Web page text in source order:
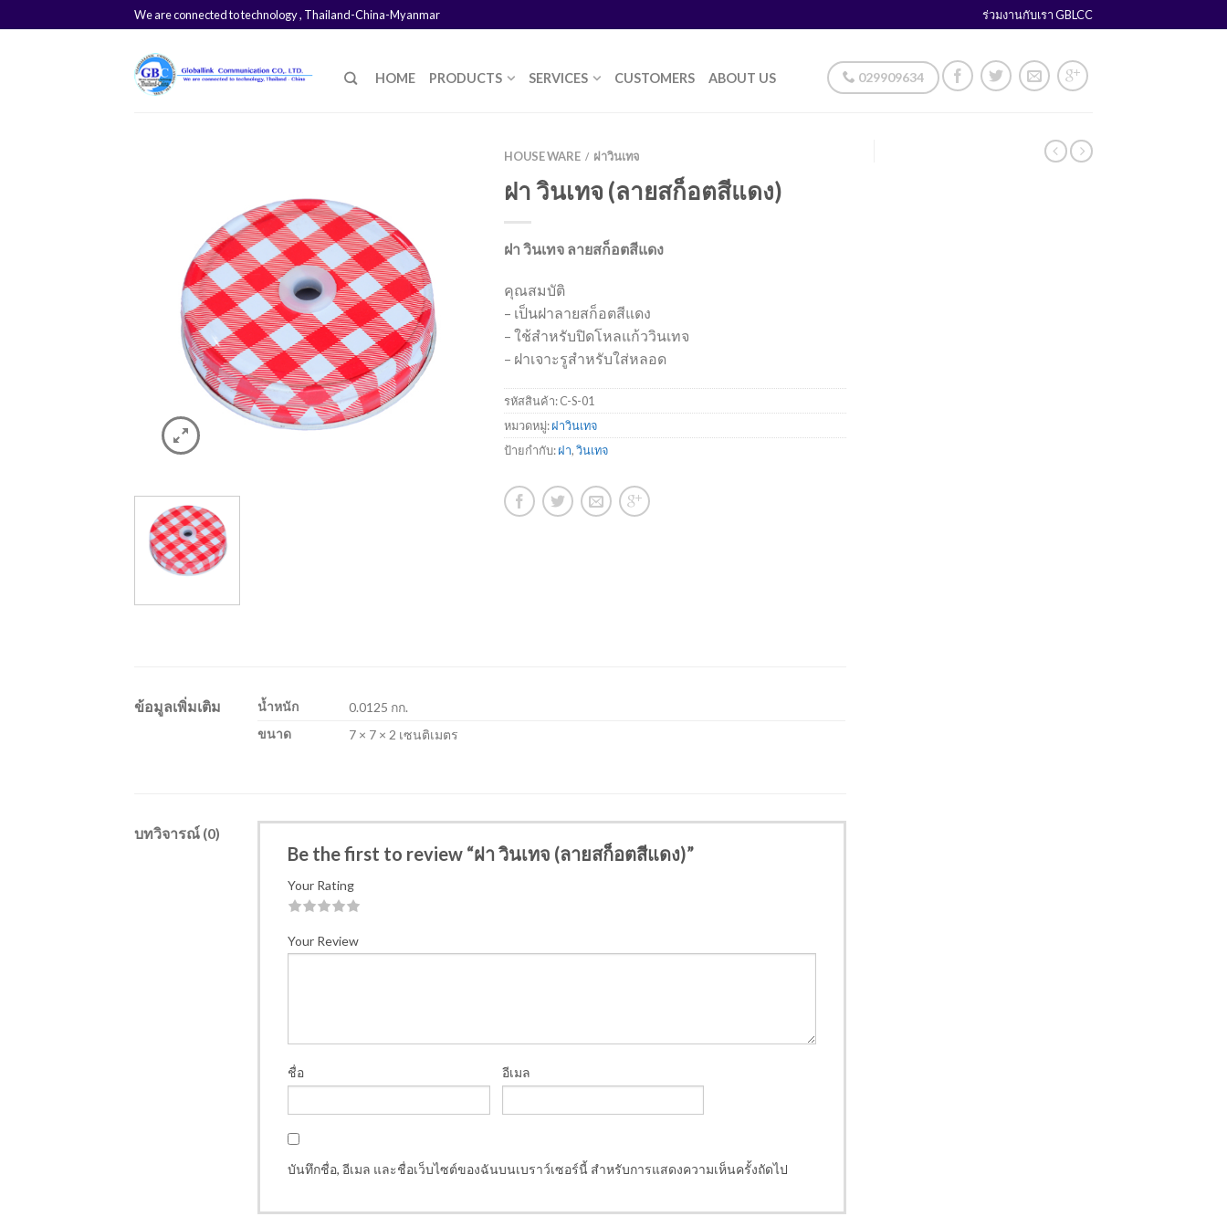
We are connected to technology , Thailand-China-Myanmar ร่วมงานกับเรา GBLCC
HOME PRODUCTS SERVICES CUSTOMERS ABOUT US 029909634
HOUSE WARE / ฝาวินเทจ
ฝา วินเทจ (ลายสก็อตสีแดง)
ฝา วินเทจ ลายสก็อตสีแดง
คุณสมบัติ
– เป็นฝาลายสก็อตสีแดง
– ใช้สำหรับปิดโหลแก้ววินเทจ
– ฝาเจาะรูสำหรับใส่หลอด
รหัสสินค้า:C-S-01
หมวดหมู่:ฝาวินเทจ
ป้ายกำกับ:ฝา,วินเทจ
ข้อมูลเพิ่มเติม น้ำหนัก
0.0125 กก.
ขนาด
7 × 7 × 2 เซนติเมตร
บทวิจารณ์ (0)
Be the first to review “ฝา วินเทจ (ลายสก็อตสีแดง)”
Your Rating
Your Review
ชื่อ อีเมล
บันทึกชื่อ, อีเมล และชื่อเว็บไซต์ของฉันบนเบราว์เซอร์นี้ สำหรับการแสดงความเห็นครั้งถัดไป